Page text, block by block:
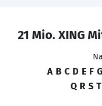
21 Mio. XING
A B C D E F G
Q R S T